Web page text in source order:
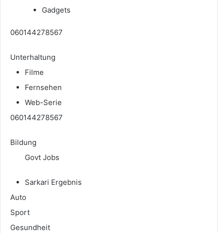
Gadgets
060144278567
Unterhaltung
Filme
Fernsehen
Web-Serie
060144278567
Bildung
Govt Jobs
Sarkari Ergebnis
Auto
Sport
Gesundheit